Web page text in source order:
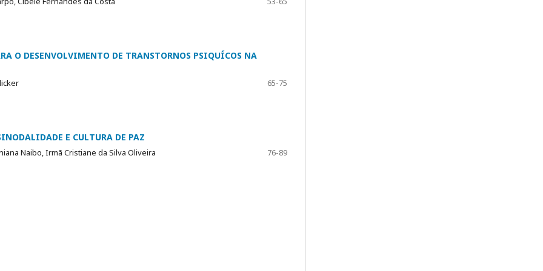
O DESENVOLVIMENTO DE TRANSTORNOS PSIQUÍCOS NA
65-75
E CULTURA DE PAZ
Naibo, Irmã Cristiane da Silva Oliveira 76-89